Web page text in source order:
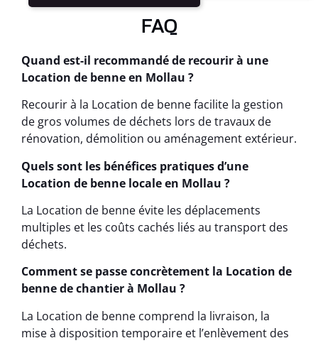
FAQ
Quand est-il recommandé de recourir à une
Location de benne en Mollau ?
Recourir à la Location de benne facilite la gestion
de gros volumes de déchets lors de travaux de
rénovation, démolition ou aménagement extérieur.
Quels sont les bénéfices pratiques d’une
Location de benne locale en Mollau ?
La Location de benne évite les déplacements
multiples et les coûts cachés liés au transport des
déchets.
Comment se passe concrètement la Location de
benne de chantier à Mollau ?
La Location de benne comprend la livraison, la
mise à disposition temporaire et l’enlèvement des